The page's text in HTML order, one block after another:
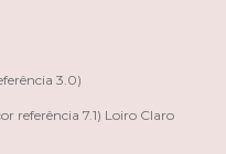
3.0)
referência 7.1) Loiro Claro